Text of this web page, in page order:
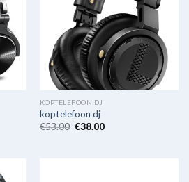
KOPTELEFOON DJ
koptelefoon dj
€53.00 €38.00